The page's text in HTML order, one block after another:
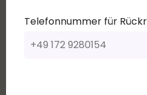
Telefonnummer für